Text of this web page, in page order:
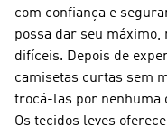
com confiança e
possa dar seu máximo,
difíceis. Depois de
camisetas curtas sem
trocá-las por nenhuma
Os tecidos leves